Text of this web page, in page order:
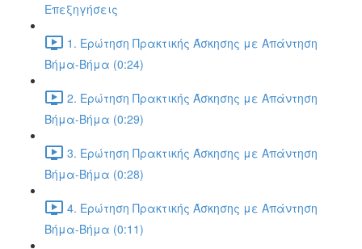
Επεξηγήσεις
1. Ερώτηση Πρακτικής Άσκησης με Απάντηση
Βήμα-Βήμα (0:24)
2. Ερώτηση Πρακτικής Άσκησης με Απάντηση
Βήμα-Βήμα (0:29)
3. Ερώτηση Πρακτικής Άσκησης με Απάντηση
Βήμα-Βήμα (0:28)
4. Ερώτηση Πρακτικής Άσκησης με Απάντηση
Βήμα-Βήμα (0:11)